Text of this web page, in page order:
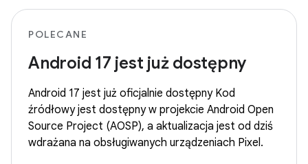
POLECANE
Android 17 jest już dostępny
Android 17 jest już oficjalnie dostępny Kod
źródłowy jest dostępny w projekcie Android Open
Source Project (AOSP), a aktualizacja jest od dziś
wdrażana na obsługiwanych urządzeniach Pixel.